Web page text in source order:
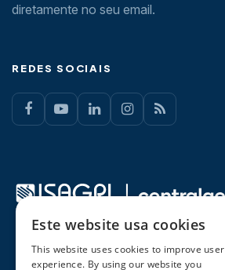
diretamente no seu email.
REDES SOCIAIS
Este website usa cookies
This website uses cookies to improve user
experience. By using our website you